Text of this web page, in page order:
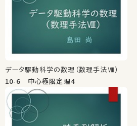
データ駆動科学の数理（数理手法Ⅷ）
10-6 中心極限定理4